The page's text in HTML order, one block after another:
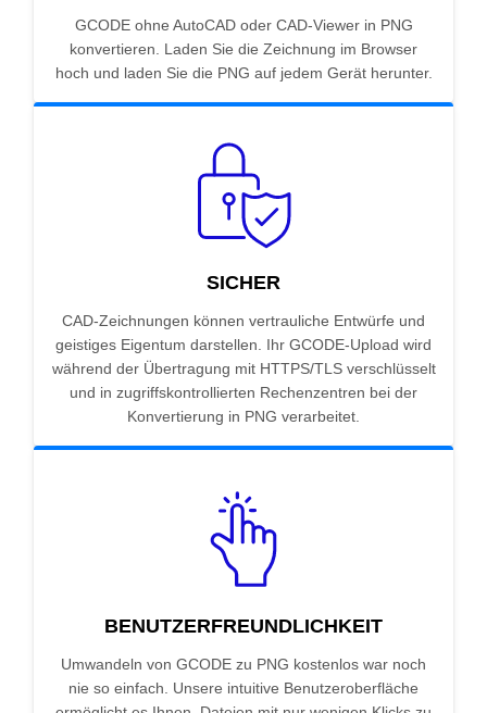
GCODE ohne AutoCAD oder CAD-Viewer in PNG
konvertieren. Laden Sie die Zeichnung im Browser
hoch und laden Sie die PNG auf jedem Gerät herunter.
SICHER
CAD-Zeichnungen können vertrauliche Entwürfe und
geistiges Eigentum darstellen. Ihr GCODE-Upload wird
während der Übertragung mit HTTPS/TLS verschlüsselt
und in zugriffskontrollierten Rechenzentren bei der
Konvertierung in PNG verarbeitet.
BENUTZERFREUNDLICHKEIT
Umwandeln von GCODE zu PNG kostenlos war noch
nie so einfach. Unsere intuitive Benutzeroberfläche